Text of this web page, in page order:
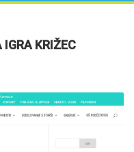
IGRA KRIŽEC